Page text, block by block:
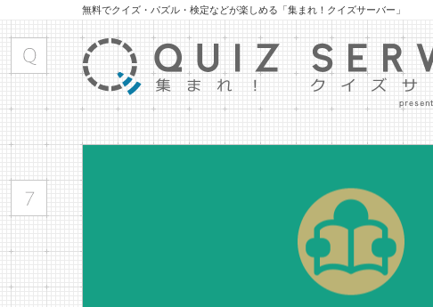
無料でクイズ・パズル・検定などが楽しめる「集まれ！クイズサーバー」